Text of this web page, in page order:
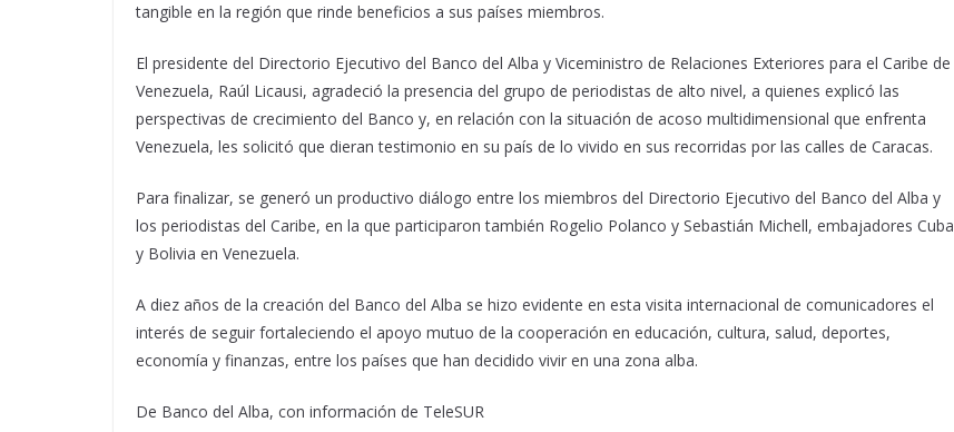
tangible en la región que rinde beneficios a sus países miembros.
El presidente del Directorio Ejecutivo del Banco del Alba y Viceministro de Relaciones Exteriores para el Caribe de
Venezuela, Raúl Licausi, agradeció la presencia del grupo de periodistas de alto nivel, a quienes explicó las
perspectivas de crecimiento del Banco y, en relación con la situación de acoso multidimensional que enfrenta
Venezuela, les solicitó que dieran testimonio en su país de lo vivido en sus recorridas por las calles de Caracas.
Para finalizar, se generó un productivo diálogo entre los miembros del Directorio Ejecutivo del Banco del Alba y
los periodistas del Caribe, en la que participaron también Rogelio Polanco y Sebastián Michell, embajadores Cuba
y Bolivia en Venezuela.
A diez años de la creación del Banco del Alba se hizo evidente en esta visita internacional de comunicadores el
interés de seguir fortaleciendo el apoyo mutuo de la cooperación en educación, cultura, salud, deportes,
economía y finanzas, entre los países que han decidido vivir en una zona alba.
De Banco del Alba, con información de TeleSUR